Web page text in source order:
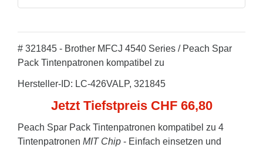
# 321845 - Brother MFCJ 4540 Series / Peach Spar
Pack Tintenpatronen kompatibel zu
Hersteller-ID: LC-426VALP, 321845
Jetzt Tiefstpreis CHF 66,80
Peach Spar Pack Tintenpatronen kompatibel zu 4
Tintenpatronen MIT Chip - Einfach einsetzen und